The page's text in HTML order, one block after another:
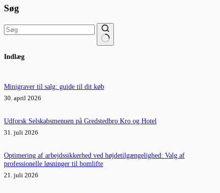
Søg
resultater
Indlæg
Minigraver til salg: guide til dit køb
30. april 2026
Udforsk Selskabsmenuen på Gredstedbro Kro og Hotel
31. juli 2026
Optimering af arbejdssikkerhed ved højdetilgængelighed: Valg af
professionelle løsninger til bomlifte
21. juli 2026